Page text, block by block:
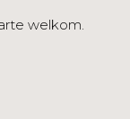
welkom.